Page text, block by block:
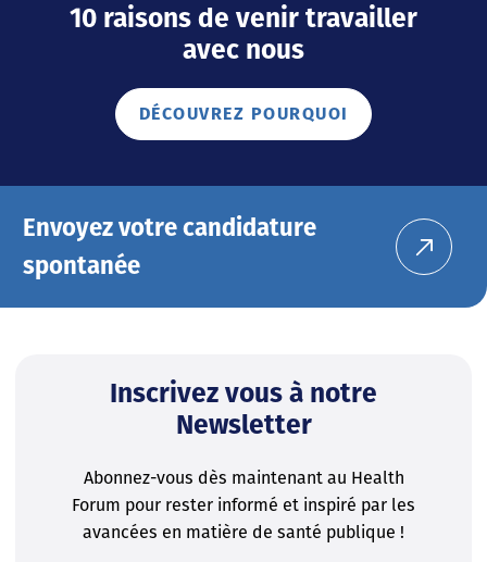
10 raisons de venir travailler
avec nous
DÉCOUVREZ POURQUOI
Envoyez votre candidature
spontanée
Inscrivez vous à notre
Newsletter
Abonnez-vous dès maintenant au Health
Forum pour rester informé et inspiré par les
avancées en matière de santé publique !